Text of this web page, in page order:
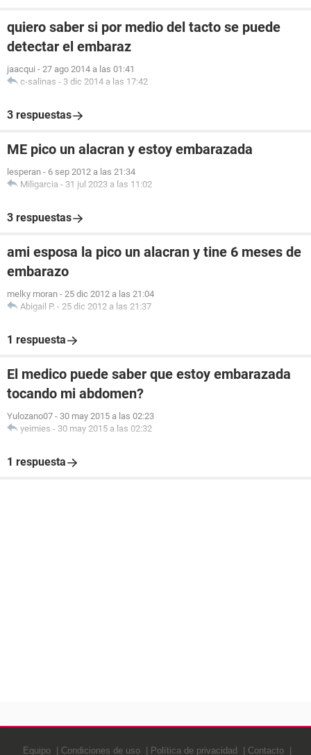
quiero saber si por medio del tacto se puede
detectar el embaraz
jaacqui - 27 ago 2014 a las 01:41
c-salinas - 3 dic 2014 a las 17:42
3 respuestas
ME pico un alacran y estoy embarazada
lesperan - 6 sep 2012 a las 21:34
Miligarcia - 31 jul 2023 a las 11:02
3 respuestas
ami esposa la pico un alacran y tine 6 meses de
embarazo
melky moran - 25 dic 2012 a las 21:04
Abigail P. - 25 dic 2012 a las 21:37
1 respuesta
El medico puede saber que estoy embarazada
tocando mi abdomen?
Yulozano07 - 30 may 2015 a las 02:23
yeimies - 30 may 2015 a las 02:32
1 respuesta
Equipo Condiciones de uso Política de privacidad Contacto